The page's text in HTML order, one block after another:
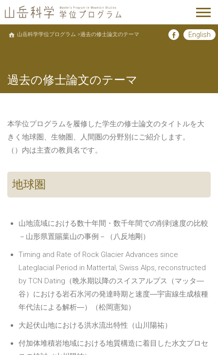
Facebook
English
山岳科学学位プログラム 過去の修士論文のテーマ
過去の修士論文のテーマ
本学位プログラムを履修した学生の修士論文のタイトルを大
きく地球圏、生物圏、人間圏の分野別にご紹介します。
（）内は主査の教員名です。
地球圏
山地流域における数十年間・数千年間での削剥速度の比較
－山形県置賜葉山の事例－（八反地剛）
Timing and Rate of Rock Glacier Advances since
Lateglacial Period in Mattertal, Swiss Alps, reconstructed
by TCN Dating（晩氷期以降のスイスアルプス（マッタ―
谷）における岩石氷河の発達時期と速度―宇宙線生成核種
年代法による解析―）（松岡憲知）
大起伏山地における洪水流出特性（山川陽祐）
付加体堆積岩地域における地質構造に着目した水文プロセ